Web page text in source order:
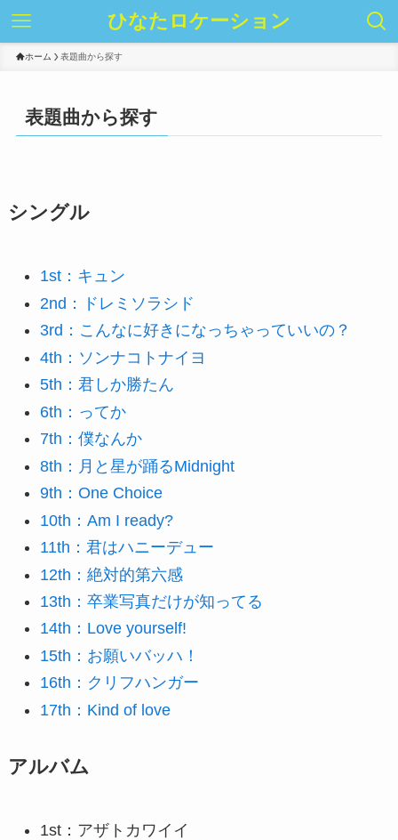
ひなたロケーション
ホーム 表題曲から探す
表題曲から探す
シングル
1st：キュン
2nd：ドレミソラシド
3rd：こんなに好きになっちゃっていいの？
4th：ソンナコトナイヨ
5th：君しか勝たん
6th：ってか
7th：僕なんか
8th：月と星が踊るMidnight
9th：One Choice
10th：Am I ready?
11th：君はハニーデュー
12th：絶対的第六感
13th：卒業写真だけが知ってる
14th：Love yourself!
15th：お願いバッハ！
16th：クリフハンガー
17th：Kind of love
アルバム
1st：アザトカワイイ